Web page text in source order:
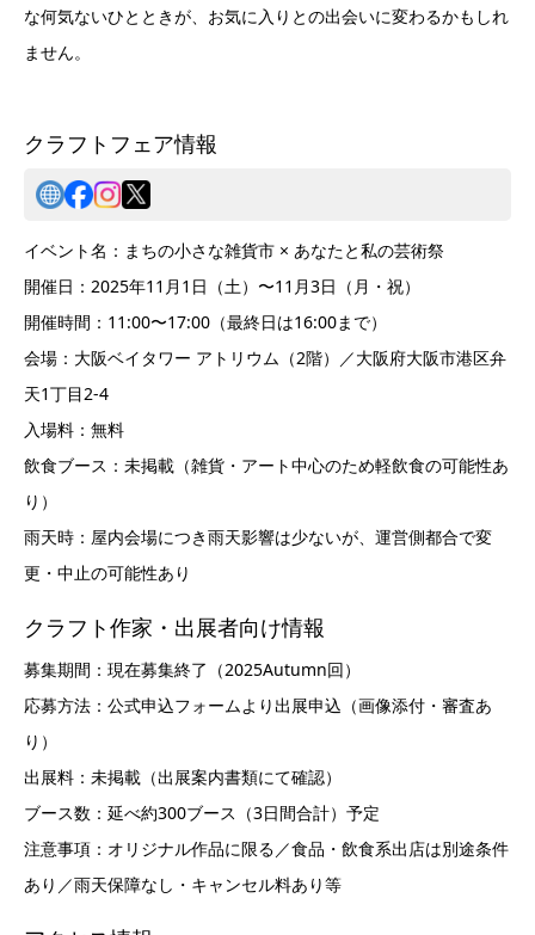
な何気ないひとときが、お気に入りとの出会いに変わるかもしれ
ません。
クラフトフェア情報
イベント名：まちの小さな雑貨市 × あなたと私の芸術祭
開催日：2025年11月1日（土）〜11月3日（月・祝）
開催時間：11:00〜17:00（最終日は16:00まで）
会場：大阪ベイタワー アトリウム（2階）／大阪府大阪市港区弁
天1丁目2-4
入場料：無料
飲食ブース：未掲載（雑貨・アート中心のため軽飲食の可能性あ
り）
雨天時：屋内会場につき雨天影響は少ないが、運営側都合で変
更・中止の可能性あり
クラフト作家・出展者向け情報
募集期間：現在募集終了（2025Autumn回）
応募方法：公式申込フォームより出展申込（画像添付・審査あ
り）
出展料：未掲載（出展案内書類にて確認）
ブース数：延べ約300ブース（3日間合計）予定
注意事項：オリジナル作品に限る／食品・飲食系出店は別途条件
あり／雨天保障なし・キャンセル料あり等